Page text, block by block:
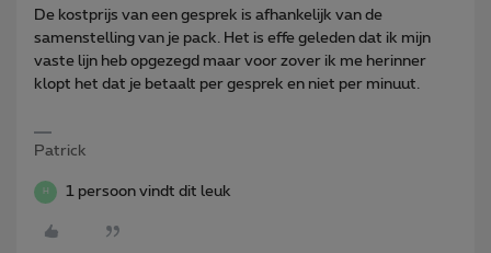
De kostprijs van een gesprek is afhankelijk van de
samenstelling van je pack. Het is effe geleden dat ik mijn
vaste lijn heb opgezegd maar voor zover ik me herinner
klopt het dat je betaalt per gesprek en niet per minuut.
Patrick
H 1 persoon vindt dit leuk